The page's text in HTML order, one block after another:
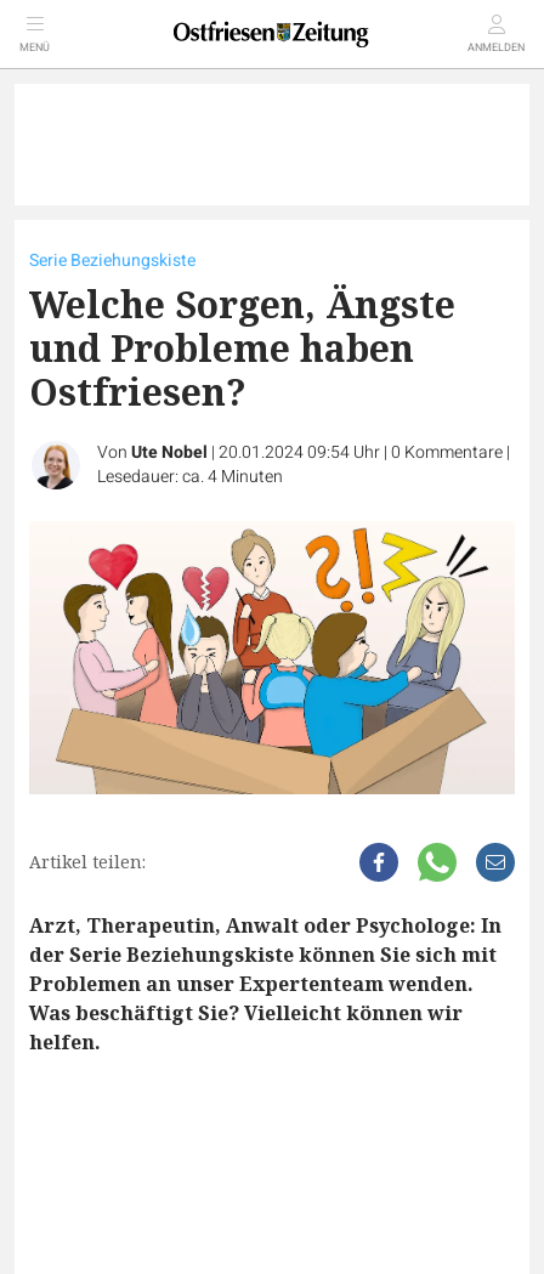
MENÜ ANMELDEN
Serie Beziehungskiste
Welche Sorgen, Ängste
und Probleme haben
Ostfriesen?
VonUte Nobel |20.01.2024 09:54 Uhr|0 Kommentare|
Lesedauer: ca. 4 Minuten
Artikel teilen:
Arzt, Therapeutin, Anwalt oder Psychologe: In
der Serie Beziehungskiste können Sie sich mit
Problemen an unser Expertenteam wenden.
Was beschäftigt Sie? Vielleicht können wir
helfen.